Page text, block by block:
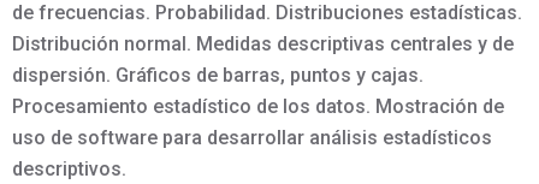
de frecuencias. Probabilidad. Distribuciones estadísticas.
Distribución normal. Medidas descriptivas centrales y de
dispersión. Gráficos de barras, puntos y cajas.
Procesamiento estadístico de los datos. Mostración de
uso de software para desarrollar análisis estadísticos
descriptivos.